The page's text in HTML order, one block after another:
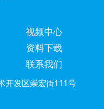
视频中心
资料下载
联系我们
开发区崇宏街111号